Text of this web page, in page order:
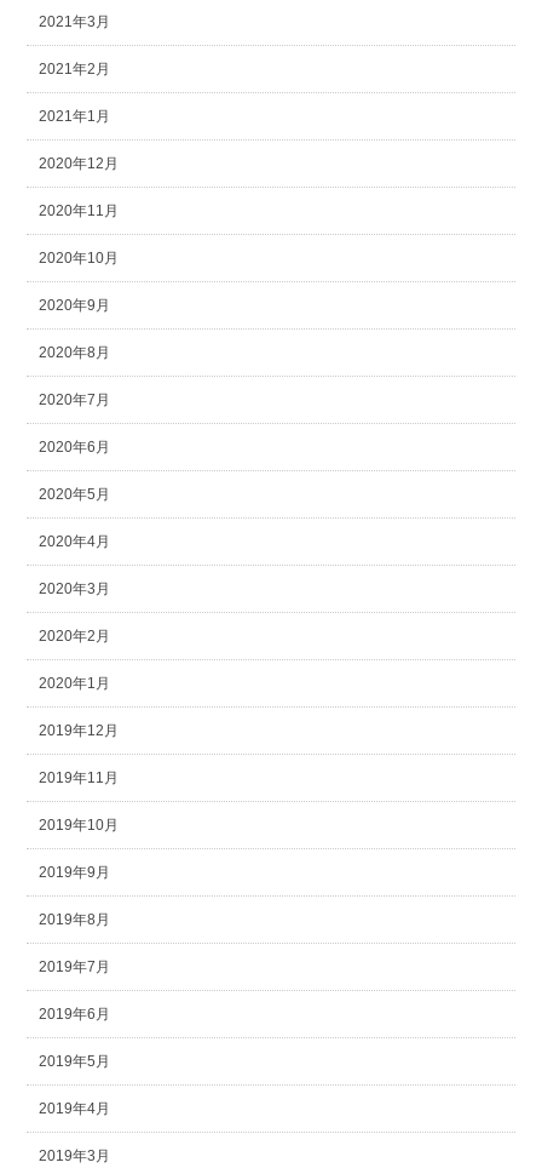
2021年3月
2021年2月
2021年1月
2020年12月
2020年11月
2020年10月
2020年9月
2020年8月
2020年7月
2020年6月
2020年5月
2020年4月
2020年3月
2020年2月
2020年1月
2019年12月
2019年11月
2019年10月
2019年9月
2019年8月
2019年7月
2019年6月
2019年5月
2019年4月
2019年3月